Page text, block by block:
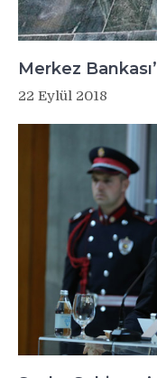
Merkez
22 Eylül 2018